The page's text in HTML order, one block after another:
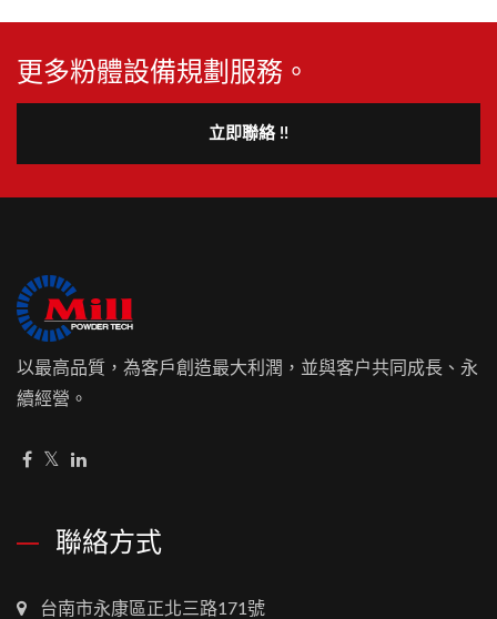
更多粉體設備規劃服務。
立即聯絡 !!
以最高品質，為客戶創造最大利潤，並與客户共同成長、永
續經營。
聯絡方式
台南市永康區正北三路171號